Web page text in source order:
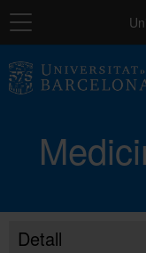
Navegació
Detall